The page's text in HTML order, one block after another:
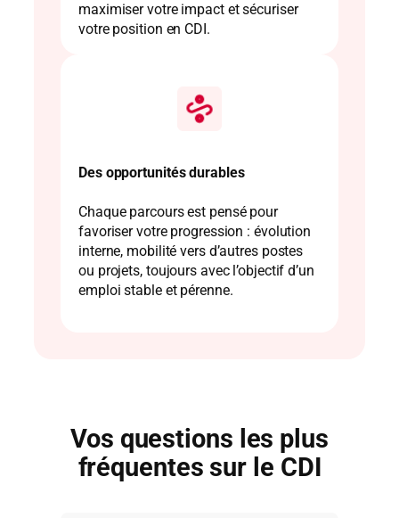
maximiser votre impact et sécuriser
votre position en CDI.
Des opportunités durables
Chaque parcours est pensé pour
favoriser votre progression : évolution
interne, mobilité vers d’autres postes
ou projets, toujours avec l’objectif d’un
emploi stable et pérenne.
Vos questions les plus
fréquentes sur le CDI